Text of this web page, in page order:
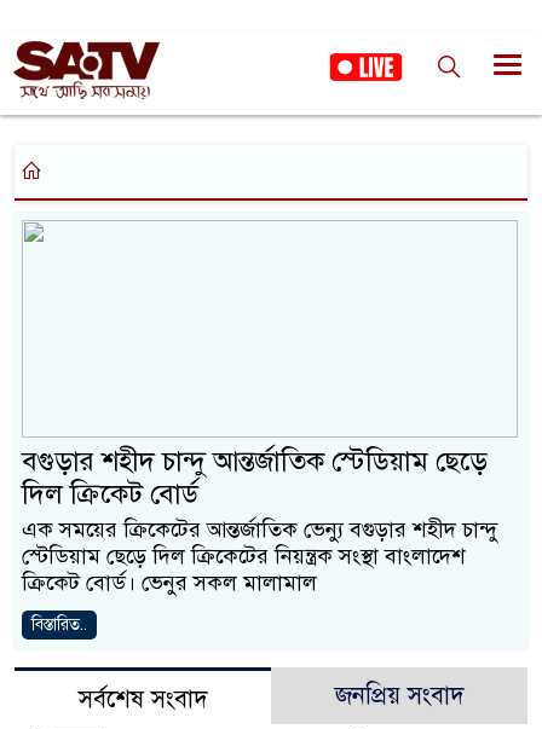
বগুড়ার শহীদ চান্দু আন্তর্জাতিক স্টেডিয়াম ছেড়ে
দিল ক্রিকেট বোর্ড
এক সময়ের ক্রিকেটের আন্তর্জাতিক ভেন্যু বগুড়ার শহীদ চান্দু
স্টেডিয়াম ছেড়ে দিল ক্রিকেটের নিয়ন্ত্রক সংস্থা বাংলাদেশ
ক্রিকেট বোর্ড। ভেনুর সকল মালামাল
বিস্তারিত..
সর্বশেষ সংবাদ জনপ্রিয় সংবাদ